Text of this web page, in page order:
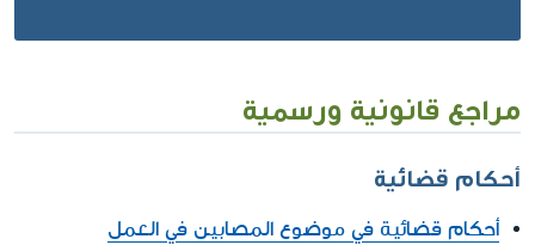
مراجع قانونية ورسمية
أحكام قضائية
أحكام قضائية في موضوع المصابين في العمل